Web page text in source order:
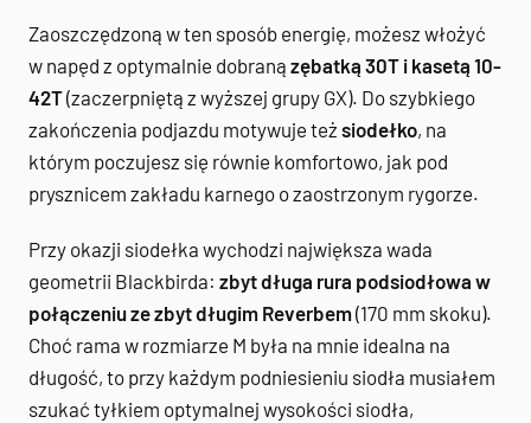
Zaoszczędzoną w ten sposób energię, możesz włożyć
w napęd z optymalnie dobraną zębatką 30T i kasetą 10-
42T(zaczerpniętą z wyższej grupy GX). Do szybkiego
zakończenia podjazdu motywuje też siodełko, na
którym poczujesz się równie komfortowo, jak pod
prysznicem zakładu karnego o zaostrzonym rygorze.
Przy okazji siodełka wychodzi największa wada
geometrii Blackbirda: zbyt długa rura podsiodłowa w
połączeniu ze zbyt długim Reverbem(170 mm skoku).
Choć rama w rozmiarze M była na mnie idealna na
długość, to przy każdym podniesieniu siodła musiałem
szukać tyłkiem optymalnej wysokości siodła,